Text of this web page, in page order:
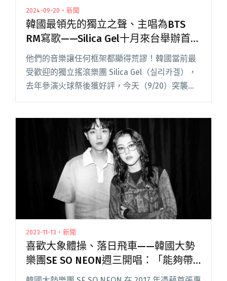
2024-09-20・新聞
韓國最領先的獨立之聲、主唱為BTS
RM寫歌——Silica Gel十月來台舉辦首次
台灣專場！
他們的音樂讓任何框架都顯得荒謬！韓國當前最
受歡迎的獨立搖滾樂團 Silica Gel（실리카겔），
去年參演火球祭後獲好評，今天（9/20）突襲宣
全文 "韓國最領先的獨立之聲、主唱為BTS RM寫
歌——Silica Gel十月來台舉辦首次台灣專場！"
2023-11-13・新聞
喜歡大象體操、落日飛車——韓國大勢
樂團SE SO NEON週三開唱：「能夠帶
著這些美好的回憶再次回到台灣，我充